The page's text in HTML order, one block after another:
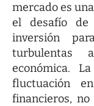
mercado es
el desafío de
inversión
turbulentas
económica.
fluctuación
financieros,